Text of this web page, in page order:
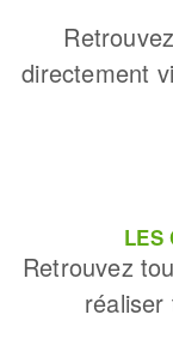
directement
LES
Retrouvez